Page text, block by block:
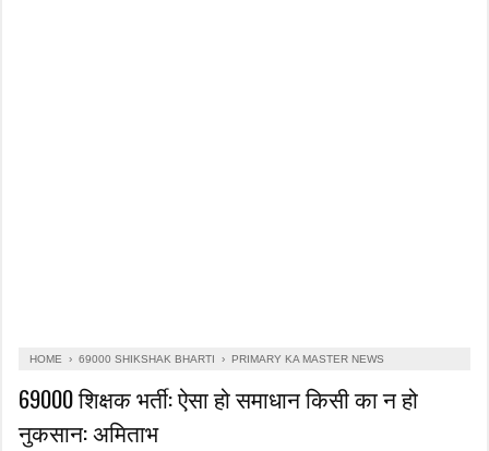
HOME ›69000 SHIKSHAK BHARTI › PRIMARY KA MASTER NEWS
69000 शिक्षक भर्ती: ऐसा हो समाधान किसी का न हो
नुकसान: अमिताभ